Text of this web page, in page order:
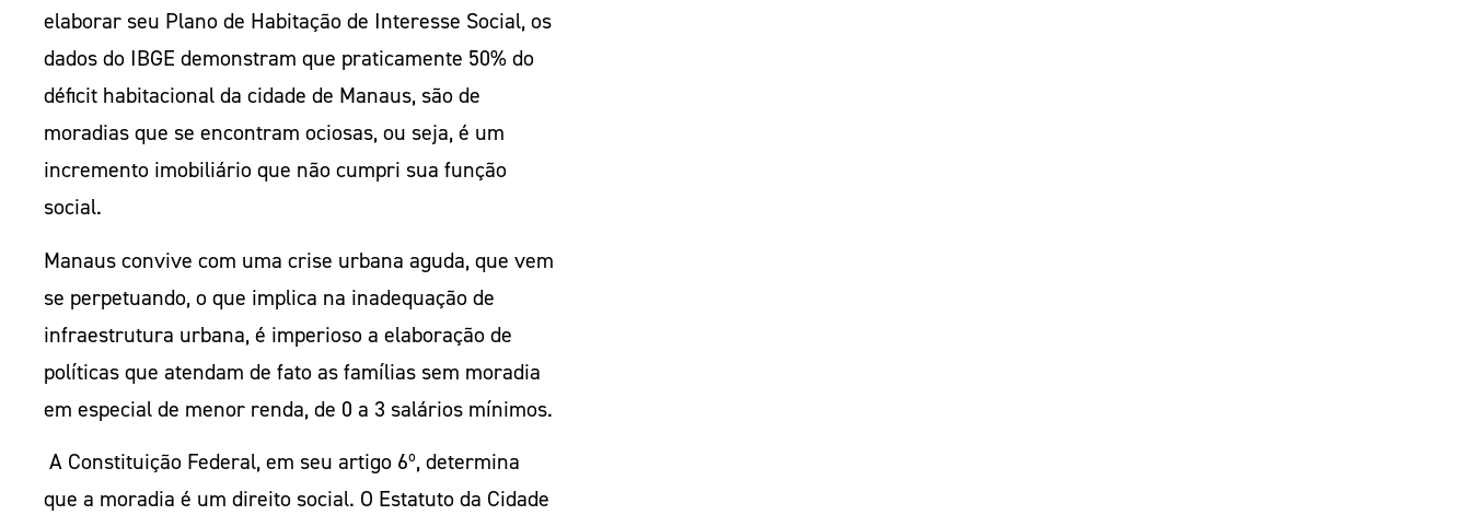
elaborar seu Plano de Habitação de Interesse Social, os
dados do IBGE demonstram que praticamente 50% do
déficit habitacional da cidade de Manaus, são de
moradias que se encontram ociosas, ou seja, é um
incremento imobiliário que não cumpri sua função
social.
Manaus convive com uma crise urbana aguda, que vem
se perpetuando, o que implica na inadequação de
infraestrutura urbana, é imperioso a elaboração de
políticas que atendam de fato as famílias sem moradia
em especial de menor renda, de 0 a 3 salários mínimos.
A Constituição Federal, em seu artigo 6º, determina
que a moradia é um direito social. O Estatuto da Cidade